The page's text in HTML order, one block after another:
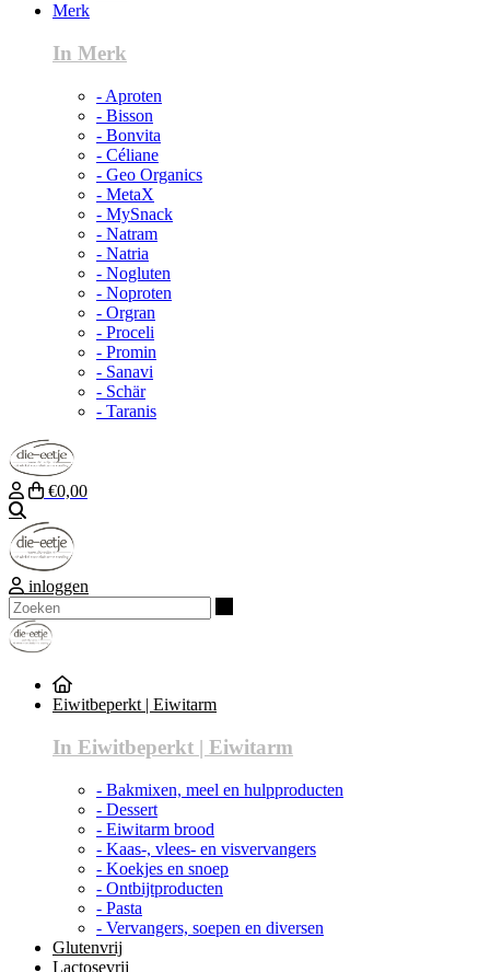
Merk
In Merk
- Aproten
- Bisson
- Bonvita
- Céliane
- Geo Organics
- MetaX
- MySnack
- Natram
- Natria
- Nogluten
- Noproten
- Orgran
- Proceli
- Promin
- Sanavi
- Schär
- Taranis
€0,00
inloggen
Eiwitbeperkt | Eiwitarm
In Eiwitbeperkt | Eiwitarm
- Bakmixen, meel en hulpproducten
- Dessert
- Eiwitarm brood
- Kaas-, vlees- en visvervangers
- Koekjes en snoep
- Ontbijtproducten
- Pasta
- Vervangers, soepen en diversen
Glutenvrij
Lactosevrij